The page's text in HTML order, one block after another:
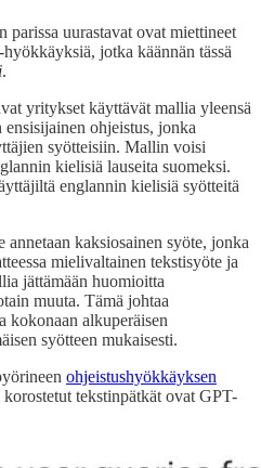
uurastavat ovat miettineet
-hyökkäyksiä, jotka käännän tässä
.
yritykset käyttävät mallia yleensä
ohjeistus, jonka
syötteisiin. Mallin voisi
kielisiä lauseita suomeksi.
englannin kielisiä syötteitä
kaksiosainen syöte, jonka
mielivaltainen tekstisyöte ja
jättämään huomioitta
muuta. Tämä johtaa
kokonaan alkuperäisen
syötteen mukaisesti.
ohjeistushyökkäyksen
tekstinpätkät ovat GPT-